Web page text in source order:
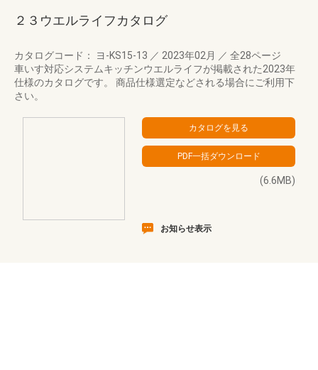
２３ウエルライフカタログ
カタログコード： ヨ-KS15-13 ／ 2023年02月 ／ 全28ページ
車いす対応システムキッチンウエルライフが掲載された2023年
仕様のカタログです。 商品仕様選定などされる場合にご利用下
さい。
(6.6MB)
お知らせ表示